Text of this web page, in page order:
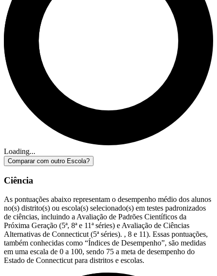
Loading...
Comparar com outro Escola?
Ciência
As pontuações abaixo representam o desempenho médio dos alunos
no(s) distrito(s) ou escola(s) selecionado(s) em testes padronizados
de ciências, incluindo a Avaliação de Padrões Científicos da
Próxima Geração (5ª, 8ª e 11ª séries) e Avaliação de Ciências
Alternativas de Connecticut (5ª séries). , 8 e 11). Essas pontuações,
também conhecidas como “Índices de Desempenho”, são medidas
em uma escala de 0 a 100, sendo 75 a meta de desempenho do
Estado de Connecticut para distritos e escolas.